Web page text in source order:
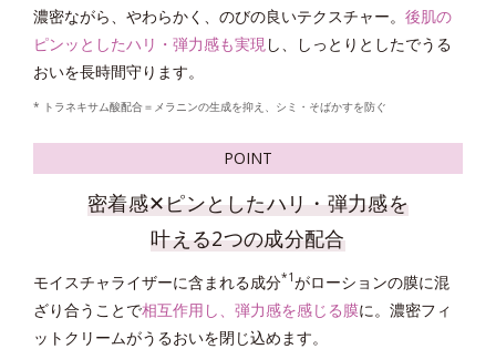
2つを両立する
「マイルドピーリング処方 EX」
蓄積した古い角質をおだやかに取り去る「高密着泡成分*5」
と、洗顔後に肌に残る「シルキースムース成分*6」を配合。
ローションがなじみやすい肌に。
高密着泡成分
吸着力をアップさせ蓄積した角層を絡めとりやすくする
POINT
後肌のうるおいにアプローチする
2つの成分配合。
絶妙なコクがありながら、塗布すると瞬時に伸び広がって染
みわたるようなテクスチャー。
うるおいを肌すみずみ*3に行き渡らせ閉じ込めます。
浸透型ラメラポリマーミセル *4
バリア機能、水分保持などを保つ成分が浸透し、うるおいとハリにアプロー
チ。
濃密ながら、やわらかく、のびの良いテクスチャー。 後肌の
ピンッとしたハリ・弾力感も実現し、しっとりとしたでうる
おいを長時間守ります。
* トラネキサム酸配合＝メラニンの生成を抑え、シミ・そばかすを防ぐ
POINT
密着感✕ピンとしたハリ・弾力感を
叶える2つの成分配合
モイスチャライザーに含まれる成分*1がローションの膜に混
ざり合うことで相互作用し、弾力感を感じる膜に。濃密フィ
ットクリームがうるおいを閉じ込めます。